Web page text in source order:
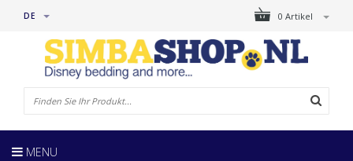
0 Artikel
DE
MENU